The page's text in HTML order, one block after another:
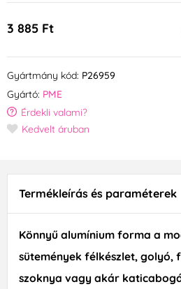
3 885 Ft
Gyártmány kód: P26959
Gyártó: PME
Érdekli valami?
Kedvelt áruban
Termékleírás és paraméterek
Könnyű alumínium forma a
sütemények félkészlet, golyó,
szoknya vagy akár